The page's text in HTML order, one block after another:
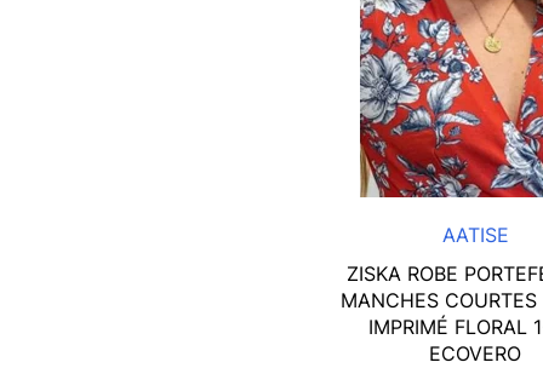
AATISE
ZISKA ROBE
MANCHES COURTES
IMPRIMÉ FLORAL
ECOVERO